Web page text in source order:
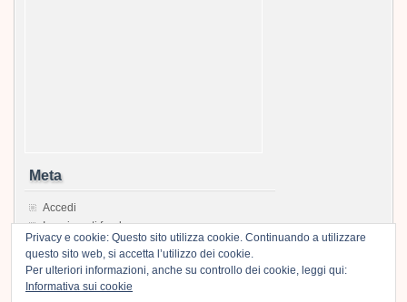
Meta
Accedi
Inserimenti feed
Feed dei commenti
WordPress.org
Privacy e cookie: Questo sito utilizza cookie. Continuando a utilizzare
questo sito web, si accetta l’utilizzo dei cookie.
Per ulteriori informazioni, anche su controllo dei cookie, leggi qui:
Informativa sui cookie